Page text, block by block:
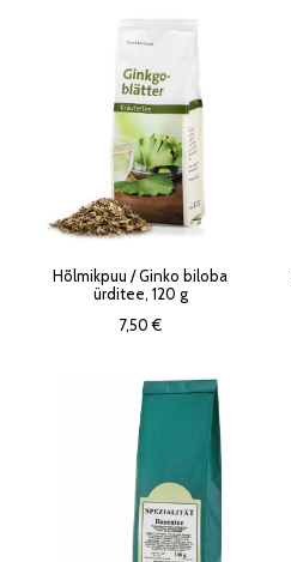
Hõlmikpuu / Ginko biloba
ürditee, 120 g
7,50 €